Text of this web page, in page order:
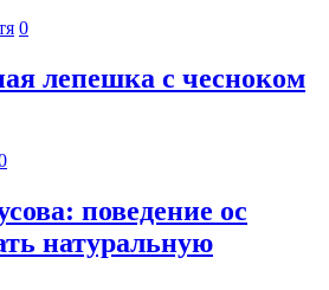
0
лепешка с чесноком
поведение ос
натуральную